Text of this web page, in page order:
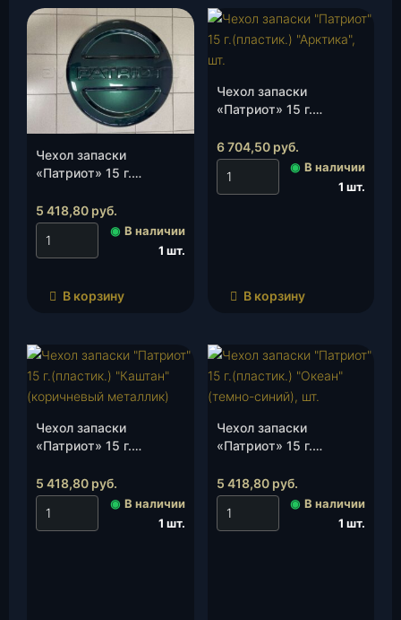
Чехол запаски
«Патриот» 15 г.
шт.
5 418,80 руб.
◉ В наличии
1 шт.
В корзину
Чехол запаски
«Патриот» 15 г.
шт.
6 704,50 руб.
◉ В наличии
1 шт.
В корзину
Чехол запаски
«Патриот» 15 г.
«Каштан»(коричневый
металлик), шт.
5 418,80 руб.
◉ В наличии
1 шт.
Чехол запаски
«Патриот» 15 г.
«Океан»(темно-синий),
шт.
5 418,80 руб.
◉ В наличии
1 шт.